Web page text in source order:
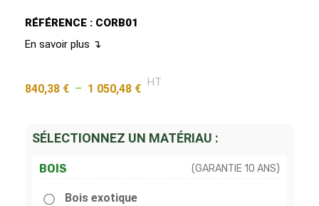
RÉFÉRENCE : CORB01
En savoir plus ↴
840,38 € – 1 050,48 € HT
SÉLECTIONNEZ UN MATÉRIAU :
BOIS (GARANTIE 10 ANS)
Bois exotique